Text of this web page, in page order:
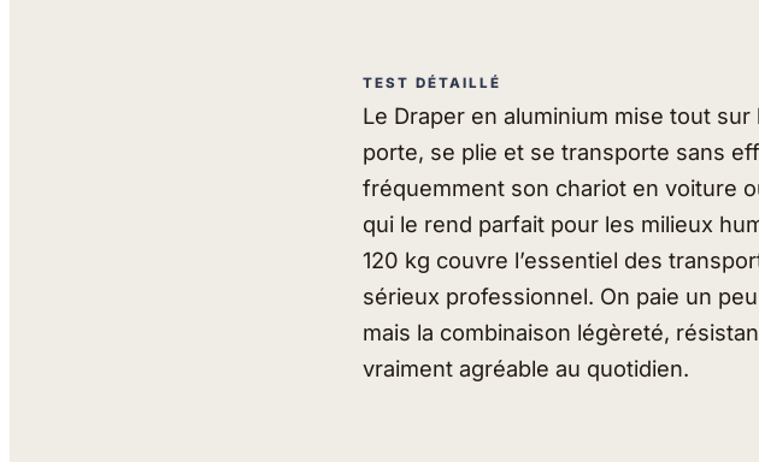
TEST DÉTAILLÉ
Le Draper en aluminium mise tout
porte, se plie et se transporte sans
fréquemment son chariot en voiture
qui le rend parfait pour les milieux
120 kg couvre l’essentiel des
sérieux professionnel. On paie un
mais la combinaison légèreté,
vraiment agréable au quotidien.